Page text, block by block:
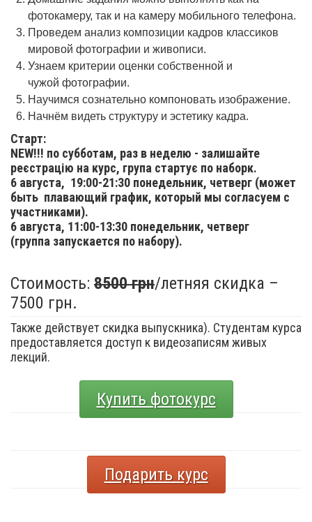
фотокамеру, так и на камеру мобильного телефона.
Проведем анализ композиции кадров классиков
мировой фотографии и живописи.
Узнаем критерии оценки собственной и
чужой фотографии.
Научимся сознательно компоновать изображение.
Начнём видеть структуру и эстетику кадра.
Старт:
NEW!!! по субботам, раз в неделю - залишайте
реєстрацію на курс, група стартує по наборк.
6 августа, 19:00-21:30 понедельник, четверг (может
быть плавающий график, который мы согласуем с
участниками).
6 августа, 11:00-13:30 понедельник, четверг
(группа запускается по набору).
Стоимость: 8500 грн/летняя скидка –
7500 грн.
Также действует скидка выпускника). Студентам курса
предоставляется доступ к видеозаписям живых
лекций.
Купить фотокурс
Подарить курс